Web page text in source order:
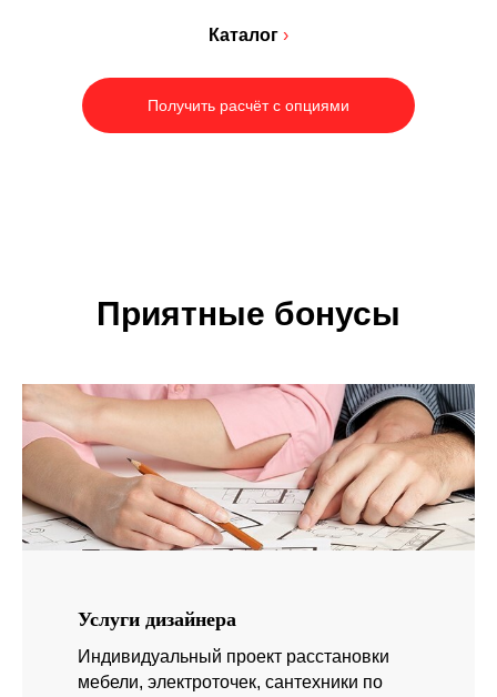
Получить расчёт с опциями
Каталог ›
Приятные бонусы
Услуги дизайнера
Индивидуальный проект расстановки
мебели, электроточек, сантехники по